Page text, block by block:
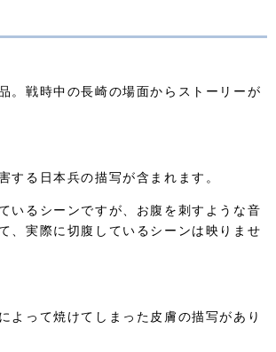
。戦時中の長崎の場面からストーリーが
する日本兵の描写が含まれます。
いるシーンですが、お腹を刺すような音
、実際に切腹しているシーンは映りませ
よって焼けてしまった皮膚の描写があり